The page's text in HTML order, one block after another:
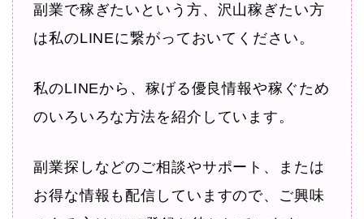
副業で稼ぎたいという方、沢山稼ぎたい方
は私のLINEに繋がっておいてください。
私のLINEから、稼げる優良情報や稼ぐため
のいろいろな方法を紹介しています。
副業探しなどのご相談やサポート、または
お得な情報も配信していますので、ご興味